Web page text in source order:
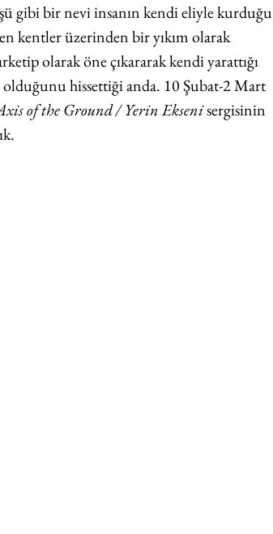
gibi bir nevi insanın kendi eliyle kurduğu
kentler üzerinden bir yıkım olarak
olarak öne çıkararak kendi yarattığı
hissettiği anda. 10 Şubat-2 Mart
of the Ground / Yerin Ekseni sergisinin